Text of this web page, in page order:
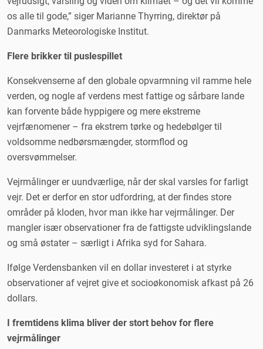
os alle til gode,” siger Marianne Thyrring, direktør på
Danmarks Meteorologiske Institut.
Flere brikker til puslespillet
Konsekvenserne af den globale opvarmning vil ramme hele
verden, og nogle af verdens mest fattige og sårbare lande
kan forvente både hyppigere og mere ekstreme
vejrfænomener – fra ekstrem tørke og hedebølger til
voldsomme nedbørsmængder, stormflod og
oversvømmelser.
Vejrmålinger er uundværlige, når der skal varsles for farligt
vejr. Det er derfor en stor udfordring, at der findes store
områder på kloden, hvor man ikke har vejrmålinger. Der
mangler især observationer fra de fattigste udviklingslande
og små østater – særligt i Afrika syd for Sahara.
Ifølge Verdensbanken vil en dollar investeret i at styrke
observationer af vejret give et socioøkonomisk afkast på 26
dollars.
I fremtidens klima bliver der stort behov for flere
vejrmålinger